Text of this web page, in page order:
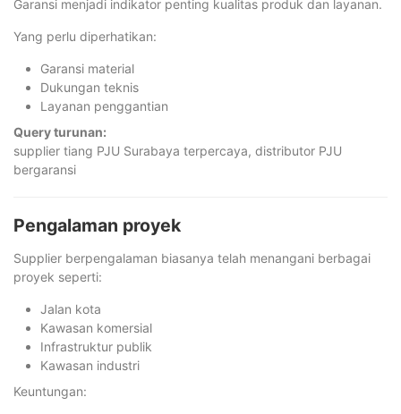
Garansi menjadi indikator penting kualitas produk dan layanan.
Yang perlu diperhatikan:
Garansi material
Dukungan teknis
Layanan penggantian
Query turunan:
supplier tiang PJU Surabaya terpercaya, distributor PJU
bergaransi
Pengalaman proyek
Supplier berpengalaman biasanya telah menangani berbagai
proyek seperti:
Jalan kota
Kawasan komersial
Infrastruktur publik
Kawasan industri
Keuntungan: